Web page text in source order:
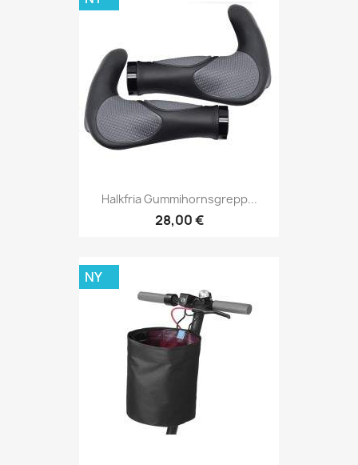
Halkfria Gummihornsgrepp...
28,00 €
NY